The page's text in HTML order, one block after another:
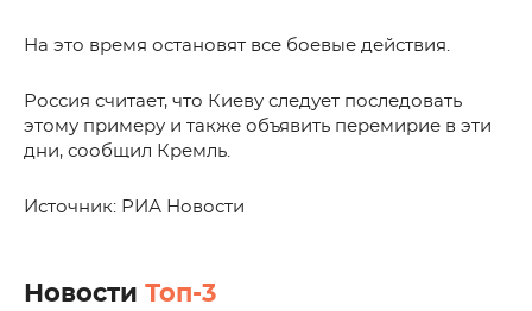
На это время остановят все боевые действия.
Россия считает, что Киеву следует последовать
этому примеру и также объявить перемирие в эти
дни, сообщил Кремль.
Источник: РИА Новости
Новости Топ-3